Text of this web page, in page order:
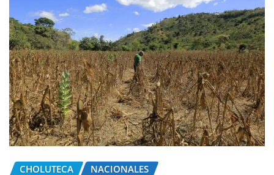
CHOLUTECA NACIONALES